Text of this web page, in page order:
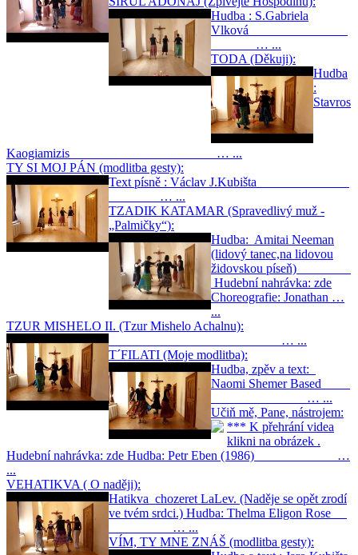
Hudba : S.Gabriela
Vlková
… ...
TODA (Děkuji):
Hudba
:
Stavros
Kaogiamizis … ...
TY SI MOJ PÁN (modlitba gesty):
Text písně : Václav J.Kubišta
… ...
TZADIK KATAMAR (Spravedlivý muž -
„Palmičky“):
Hudba: Amitai Neeman
(lidový tanec,na lidovou
židovskou píseň)
Hudební nahrávka: zde
Choreografie: Jonathan …
...
TZUR MISHELO II. (Tzur Mishelo Achalnu):
… ...
T´FILATI (Moje modlitba):
Hudba, zpěv a text:
Naomi Shemer Based
… ...
Učiň mě, Pane, nástrojem:
*** K přehrání videa
klikni na obrázek .
Hudební nahrávka: zde Hudba: Petr Eben (1986) …
...
VEHATIKVA ( O naději):
Hatikva chozeret LaLev. (Naděje se opět zrodí
ve tvém srdci.) Hudba: Thelma Eligon Rose
… ...
VÍM, TY MNE ZNÁŠ (modlitba gesty):